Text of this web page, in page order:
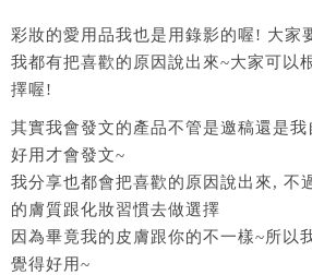
彩妝的愛用品我也是用錄影的喔! 大家
我都有把喜歡的原因說出來~大家可以
擇喔!
其實我會發文的產品不管是邀稿還是
好用才會發文~
我分享也都會把喜歡的原因說出來, 不
的膚質跟化妝習慣去做選擇
因為畢竟我的皮膚跟你的不一樣~所以
覺得好用~